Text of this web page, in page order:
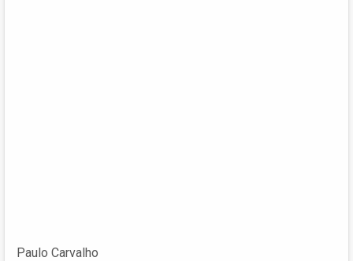
Paulo Carvalho